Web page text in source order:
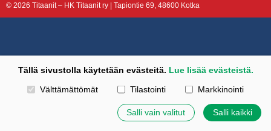
© 2026 Titaanit – HK Titaanit ry | Tapiontie 69, 48600 Kotka
Tällä sivustolla käytetään evästeitä. Lue lisää evästeistä.
Valitse käytettävät evästeet
Välttämättömät Tilastointi Markkinointi
Salli vain valitut Salli kaikki